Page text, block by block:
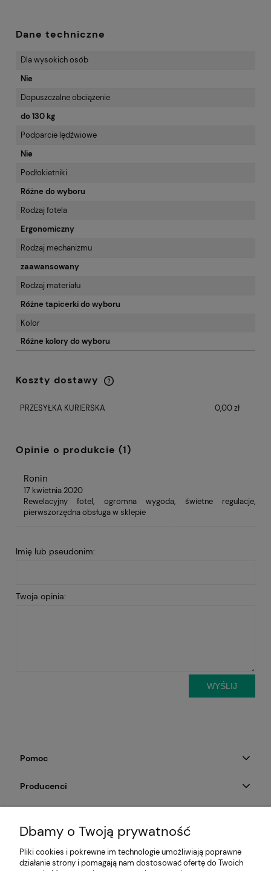
Dane techniczne
Dla wysokich osób
Nie
Dopuszczalne obciążenie
do 130 kg
Podparcie lędźwiowe
Nie
Podłokietniki
Różne do wyboru
Rodzaj fotela
Ergonomiczny
Rodzaj mechanizmu
zaawansowany
Rodzaj materiału
Różne tapicerki do wyboru
Kolor
Różne kolory do wyboru
Koszty dostawy
Cena nie zawiera ewentualnych kosztów
PRZESYŁKA KURIERSKA
0,00 zł
Opinie o produkcie (1)
Ronin
17 kwietnia 2020
Rewelacyjny fotel, ogromna wygoda, świetne regulacje,
pierwszorzędna obsługa w sklepie
Imię lub pseudonim:
Twoja opinia:
WYŚLIJ
Pomoc
Producenci
Dbamy o Twoją prywatność
Pliki cookies i pokrewne im technologie umożliwiają poprawne
działanie strony i pomagają nam dostosować ofertę do Twoich